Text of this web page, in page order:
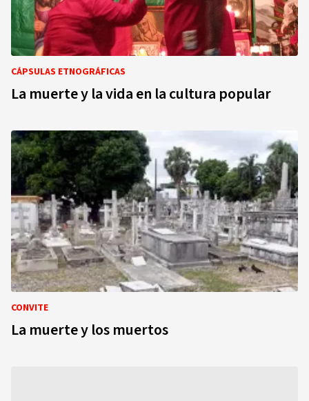
CÁPSULAS ETNOGRÁFICAS
La muerte y la vida en la cultura popular
CONVITE
La muerte y los muertos